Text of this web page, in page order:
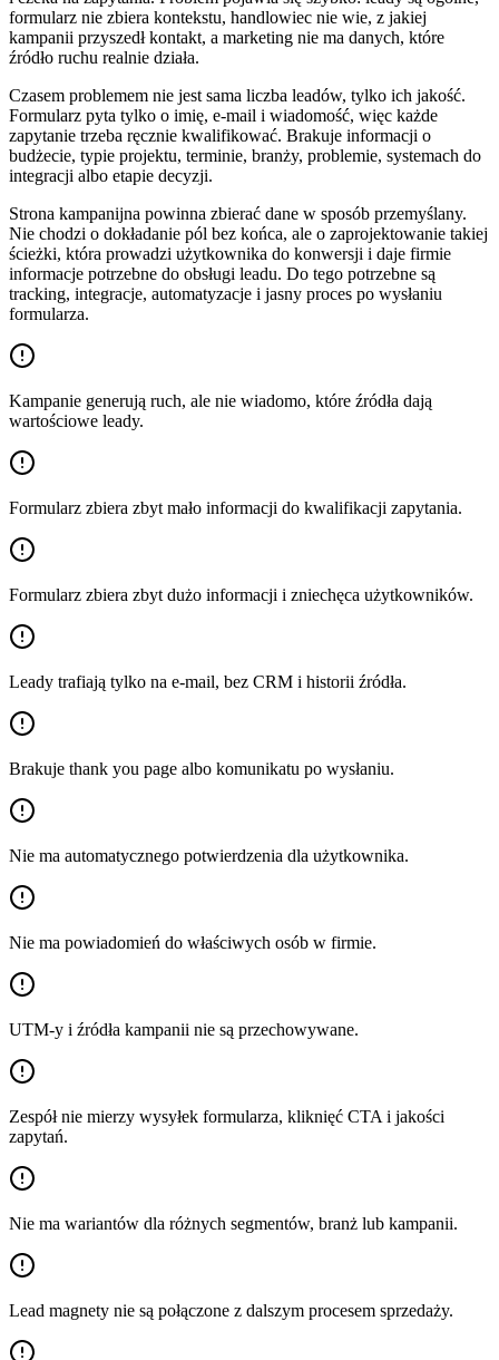
formularz nie zbiera kontekstu, handlowiec nie wie, z jakiej
kampanii przyszedł kontakt, a marketing nie ma danych, które
źródło ruchu realnie działa.
Czasem problemem nie jest sama liczba leadów, tylko ich jakość.
Formularz pyta tylko o imię, e-mail i wiadomość, więc każde
zapytanie trzeba ręcznie kwalifikować. Brakuje informacji o
budżecie, typie projektu, terminie, branży, problemie, systemach do
integracji albo etapie decyzji.
Strona kampanijna powinna zbierać dane w sposób przemyślany.
Nie chodzi o dokładanie pól bez końca, ale o zaprojektowanie takiej
ścieżki, która prowadzi użytkownika do konwersji i daje firmie
informacje potrzebne do obsługi leadu. Do tego potrzebne są
tracking, integracje, automatyzacje i jasny proces po wysłaniu
formularza.
Kampanie generują ruch, ale nie wiadomo, które źródła dają
wartościowe leady.
Formularz zbiera zbyt mało informacji do kwalifikacji zapytania.
Formularz zbiera zbyt dużo informacji i zniechęca użytkowników.
Leady trafiają tylko na e-mail, bez CRM i historii źródła.
Brakuje thank you page albo komunikatu po wysłaniu.
Nie ma automatycznego potwierdzenia dla użytkownika.
Nie ma powiadomień do właściwych osób w firmie.
UTM-y i źródła kampanii nie są przechowywane.
Zespół nie mierzy wysyłek formularza, kliknięć CTA i jakości
zapytań.
Nie ma wariantów dla różnych segmentów, branż lub kampanii.
Lead magnety nie są połączone z dalszym procesem sprzedaży.